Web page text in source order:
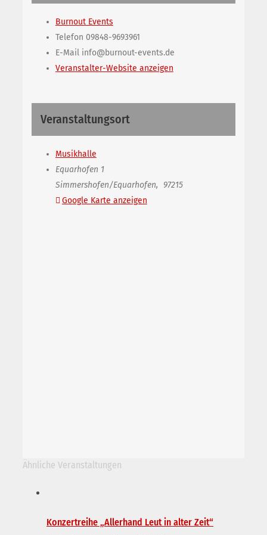
Burnout Events
Telefon 09848-9693961
E-Mail info@burnout-events.de
Veranstalter-Website anzeigen
Veranstaltungsort
Musikhalle
Equarhofen 1
Simmershofen/Equarhofen, 97215
Google Karte anzeigen
Ähnliche Veranstaltungen
Konzertreihe „Allerhand Leut in alter Zeit“